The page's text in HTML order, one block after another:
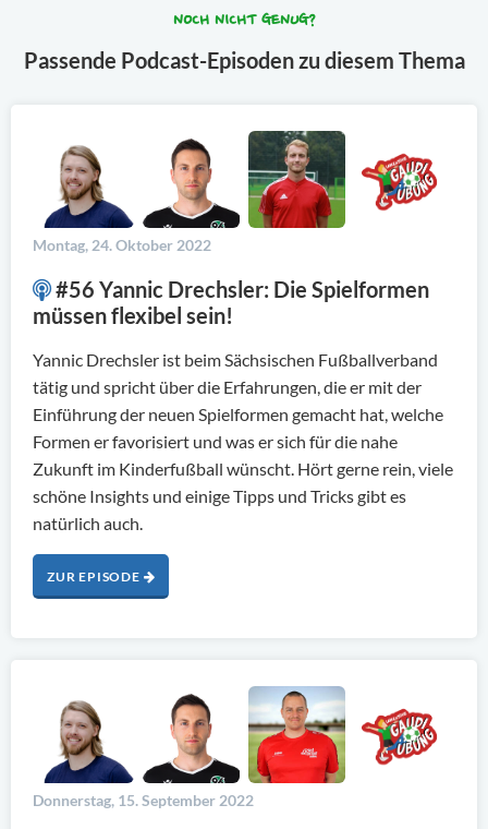
NOCH NICHT GENUG?
Passende Podcast-Episoden zu diesem Thema
Montag, 24. Oktober 2022
#56 Yannic Drechsler: Die Spielformen
müssen flexibel sein!
Yannic Drechsler ist beim Sächsischen Fußballverband
tätig und spricht über die Erfahrungen, die er mit der
Einführung der neuen Spielformen gemacht hat, welche
Formen er favorisiert und was er sich für die nahe
Zukunft im Kinderfußball wünscht. Hört gerne rein, viele
schöne Insights und einige Tipps und Tricks gibt es
natürlich auch.
ZUR EPISODE
Donnerstag, 15. September 2022